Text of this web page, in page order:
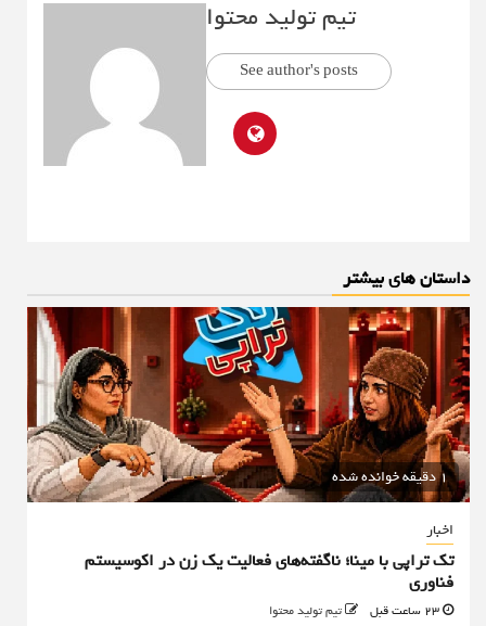
تیم تولید محتوا
See author's posts
داستان های بیشتر
1 دقیقه خوانده شده
اخبار
تک تراپی با مینا؛ ناگفته‌های فعالیت یک زن در اکوسیستم
فناوری
تیم تولید محتوا